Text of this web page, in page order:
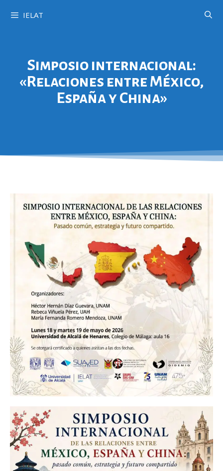
IELAT
Simposio internacional:
«Relaciones entre México,
España y China»